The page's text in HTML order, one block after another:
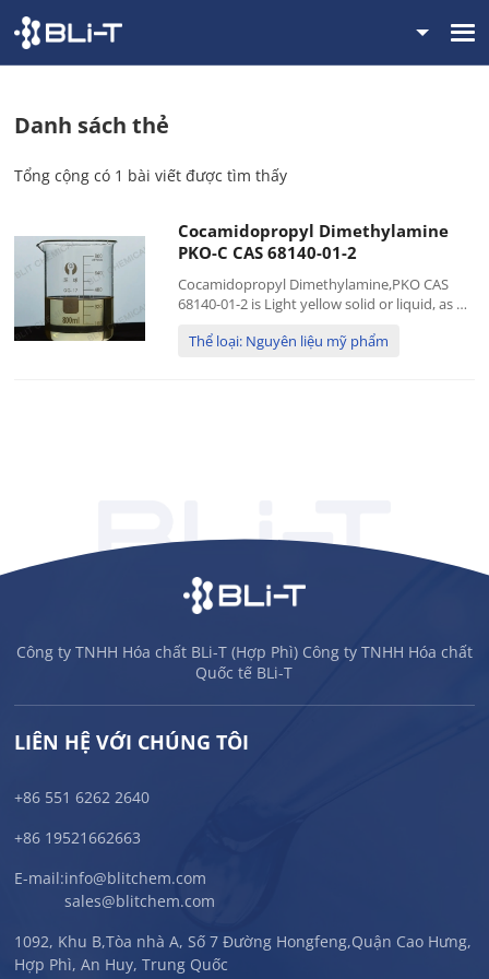
Danh sách thẻ
Tổng cộng có 1 bài viết được tìm thấy
Cocamidopropyl Dimethylamine
PKO-C CAS 68140-01-2
Cocamidopropyl Dimethylamine,PKO CAS
68140-01-2 is Light yellow solid or liquid, as an
produce amine oxide, betaine, quaternary
Thể loại: Nguyên liệu mỹ phẩm
Công ty TNHH Hóa chất BLi-T (Hợp Phì) Công ty TNHH Hóa chất
Quốc tế BLi-T
LIÊN HỆ VỚI CHÚNG TÔI
+86 551 6262 2640
+86 19521662663
E-mail:info@blitchem.com
sales@blitchem.com
1092, Khu B,Tòa nhà A, Số 7 Đường Hongfeng,Quận Cao Hưng,
Hợp Phì, An Huy, Trung Quốc